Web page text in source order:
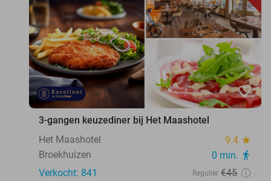
favorite_border
3-gangen keuzediner bij Het Maashotel
Het Maashotel
9.4 star
Broekhuizen 0 min. directions_walk
Verkocht: 841 Regulier €45